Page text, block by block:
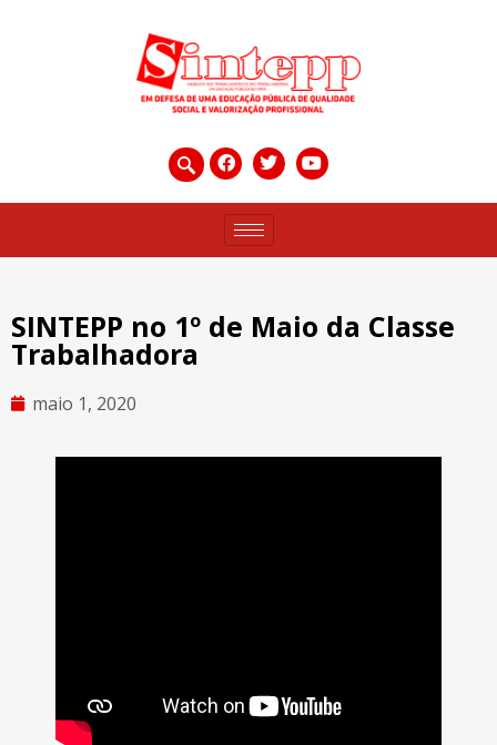
SINTEPP no 1º de Maio da Classe
Trabalhadora
maio 1, 2020